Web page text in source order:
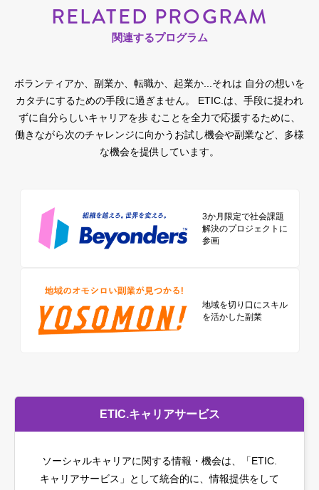
RELATED PROGRAM
関連するプログラム
ボランティアか、副業か、転職か、起業か...それは 自分の想いを
カタチにするための手段に過ぎません。
ETIC.は、手段に捉われ
ずに自分らしいキャリアを歩 むことを全力で応援するために、
働きながら次のチャレンジに向かうお試し機会や副業など、多様
な機会を提供しています。
3か月限定で社会課題
解決のプロジェクトに
参画
地域を切り口に スキル
を活かした副業
ETIC.キャリアサービス
ソーシャルキャリアに関する情報・機会は、「ETIC.
キャリアサービス」として統合的に、情報提供をして